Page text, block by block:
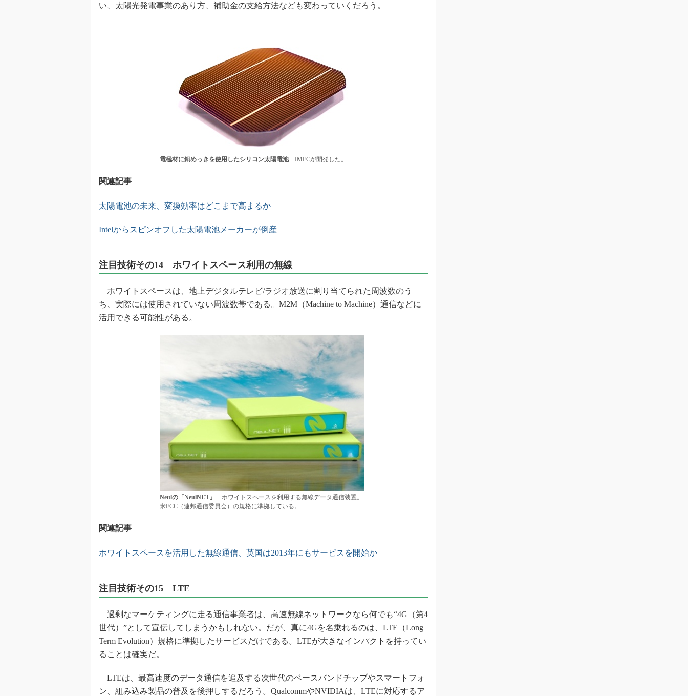
い、太陽光発電事業のあり方、補助金の支給方法なども変わっていくだろう。
電極材に銅めっきを使用したシリコン太陽電池IMECが開発した。
関連記事
太陽電池の未来、変換効率はどこまで高まるか
Intelからスピンオフした太陽電池メーカーが倒産
注目技術その14 ホワイトスペース利用の無線
ホワイトスペースは、地上デジタルテレビ/ラジオ放送に割り当てられた周波数のう
ち、実際には使用されていない周波数帯である。M2M（Machine to Machine）通信などに
活用できる可能性がある。
Neulの「NeulNET」
ホワイトスペースを利用する無線データ通信装置。
米FCC（連邦通信委員会）の規格に準拠している。
関連記事
ホワイトスペースを活用した無線通信、英国は2013年にもサービスを開始か
注目技術その15 LTE
過剰なマーケティングに走る通信事業者は、高速無線ネットワークなら何でも“4G（第4
世代）”として宣伝してしまうかもしれない。だが、真に4Gを名乗れるのは、LTE（Long
Term Evolution）規格に準拠したサービスだけである。LTEが大きなインパクトを持ってい
ることは確実だ。
LTEは、最高速度のデータ通信を追及する次世代のベースバンドチップやスマートフォ
ン、組み込み製品の普及を後押しするだろう。QualcommやNVIDIAは、LTEに対応するア